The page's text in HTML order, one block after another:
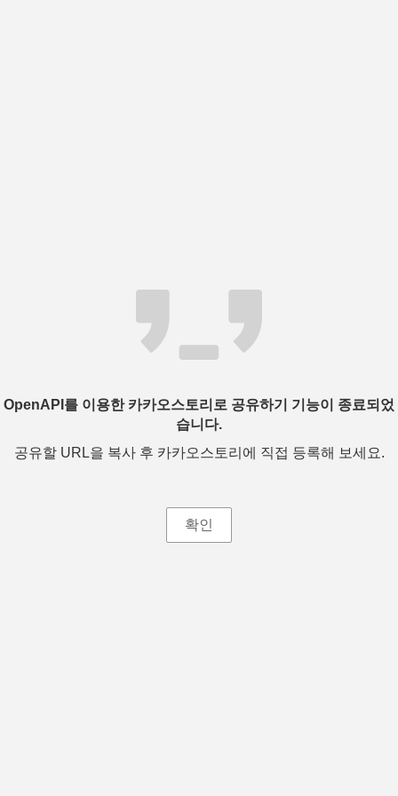
OpenAPI를 이용한 카카오스토리로 공유하기 기능이 종료되었
습니다.
공유할 URL을 복사 후 카카오스토리에 직접 등록해 보세요.
확인